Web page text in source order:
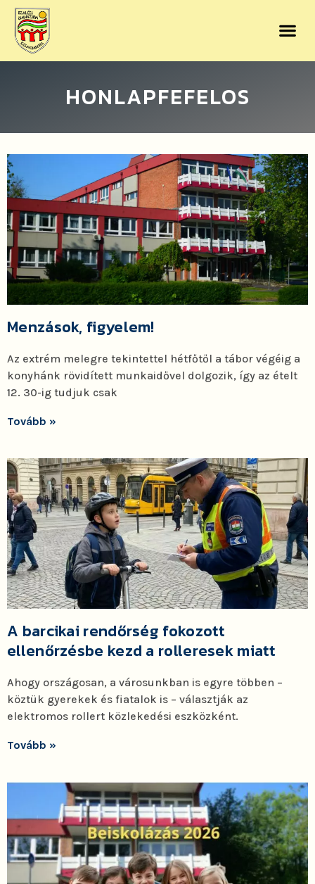
HONLAPFEFELOS
Menzások, figyelem!
Az extrém melegre tekintettel hétfőtől a tábor végéig a
konyhánk rövidített munkaidővel dolgozik, így az ételt
12. 30-ig tudjuk csak
Tovább »
A barcikai rendőrség fokozott
ellenőrzésbe kezd a rolleresek miatt
Ahogy országosan, a városunkban is egyre többen –
köztük gyerekek és fiatalok is – választják az
elektromos rollert közlekedési eszközként.
Tovább »